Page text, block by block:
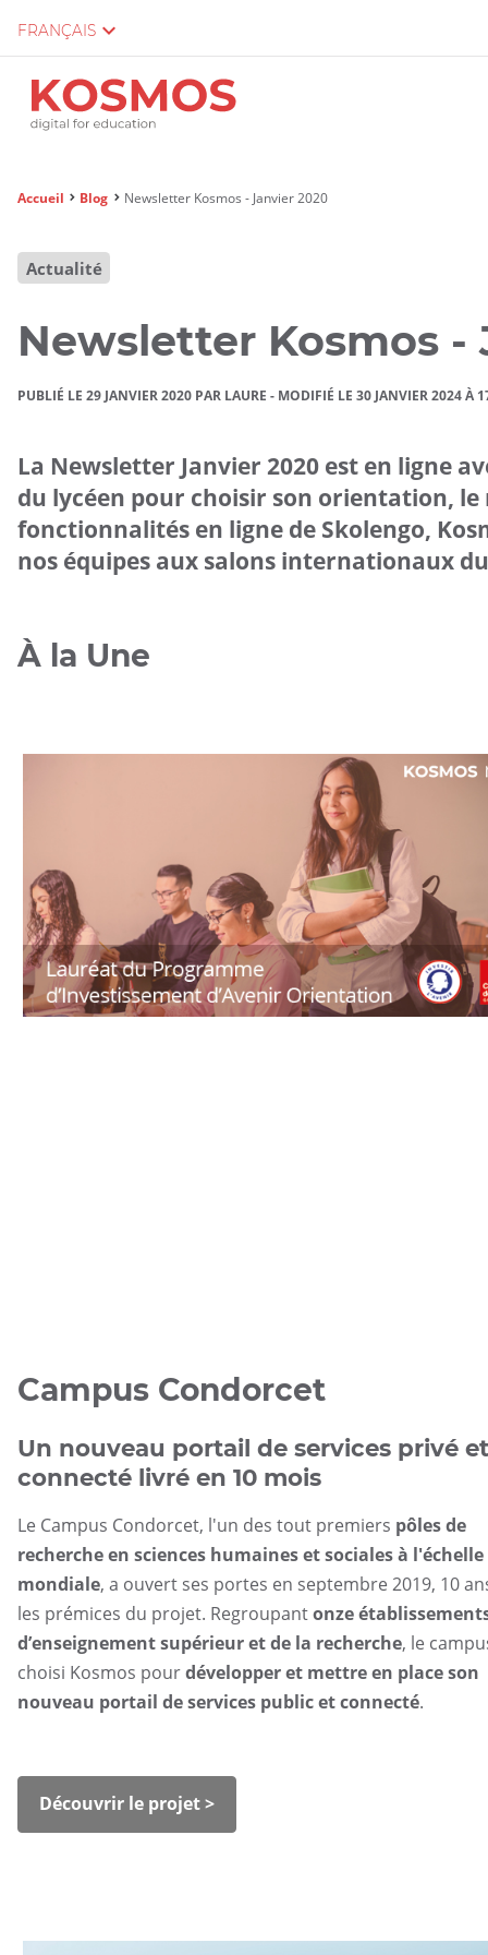
FRANÇAIS
Vous
ici :
Accueil Blog Newsletter Kosmos - Janvier 2020
Actualité
Newsletter Kosmos -
PUBLIÉ LE 29 JANVIER 2020 PAR LAURE - MODIFIÉ LE 30 JANVIER 2024 À
La Newsletter Janvier 2020 est en ligne
du lycéen pour choisir son orientation,
fonctionnalités en ligne de Skolengo,
nos équipes aux salons internationaux
À la Une
Campus Condorcet
Un nouveau portail de services privé et
connecté livré en 10 mois
Le Campus Condorcet, l'un des tout premiers pôles de
recherche en sciences humaines et sociales à l'échelle
mondiale, a ouvert ses portes en septembre 2019, 10
les prémices du projet. Regroupantonze
d’enseignement supérieur et de la recherche, le
choisi Kosmos pourdévelopper et mettre en place son
nouveau portail de services public et connecté.
Découvrir le projet >